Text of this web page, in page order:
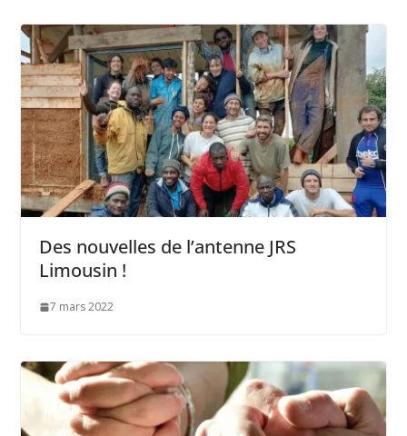
Des nouvelles de l’antenne JRS
Limousin !
7 mars 2022